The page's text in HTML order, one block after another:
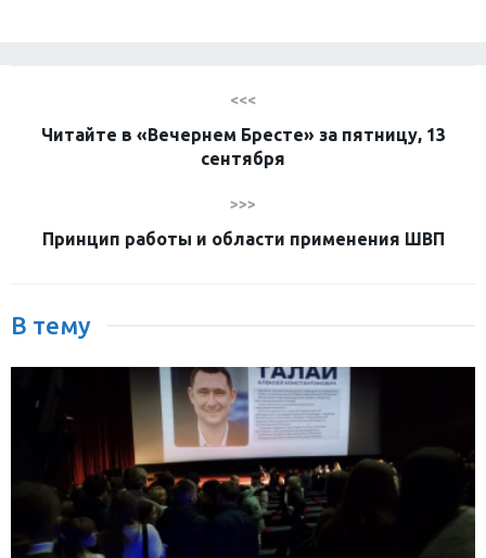
<<<
Читайте в «Вечернем Бресте» за пятницу, 13
сентября
>>>
Принцип работы и области применения ШВП
В тему